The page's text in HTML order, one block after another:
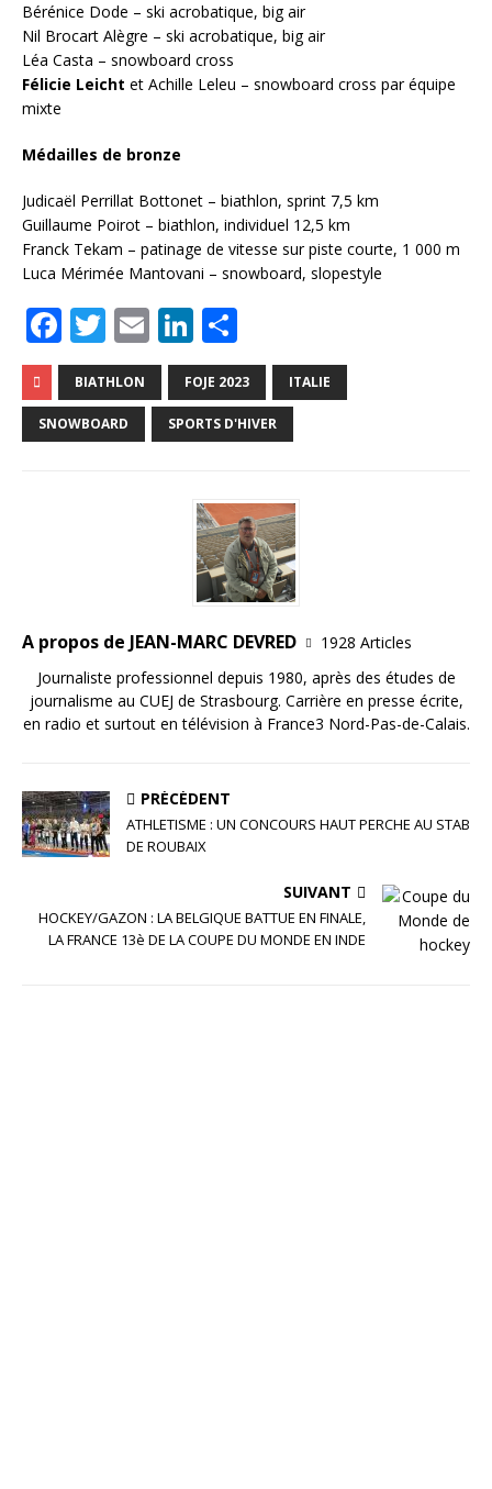
Bérénice Dode – ski acrobatique, big air
Nil Brocart Alègre – ski acrobatique, big air
Léa Casta – snowboard cross
Félicie Leicht et Achille Leleu – snowboard cross par équipe
mixte
Médailles de bronze
Judicaël Perrillat Bottonet – biathlon, sprint 7,5 km
Guillaume Poirot – biathlon, individuel 12,5 km
Franck Tekam – patinage de vitesse sur piste courte, 1 000 m
Luca Mérimée Mantovani – snowboard, slopestyle
F
a
c
e
T
w
it
te
E
m
ai
l
Li
n
k
e
n
ar
ta
g
r
BIATHLON FOJE 2023 ITALIE
SNOWBOARD SPORTS D'HIVER
A propos de JEAN-MARC DEVRED
1928 Articles
Journaliste professionnel depuis 1980, après des études de
journalisme au CUEJ de Strasbourg. Carrière en presse écrite,
en radio et surtout en télévision à France3 Nord-Pas-de-Calais.
PRÉCÉDENT
ATHLETISME : UN CONCOURS HAUT PERCHE AU STAB
DE ROUBAIX
SUIVANT
HOCKEY/GAZON : LA BELGIQUE BATTUE EN FINALE,
LA FRANCE 13è DE LA COUPE DU MONDE EN INDE